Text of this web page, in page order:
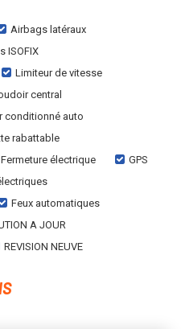
Airbags latéraux
ISOFIX
Limiteur de vitesse
central
conditionné auto
rabattable
Fermeture électrique
GPS
Feux automatiques
A JOUR
REVISION NEUVE